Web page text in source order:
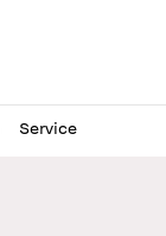
Service